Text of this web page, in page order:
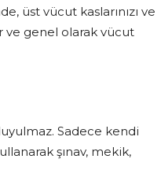
üst vücut kaslarınızı ve
ve genel olarak vücut
Sadece kendi
şınav, mekik,